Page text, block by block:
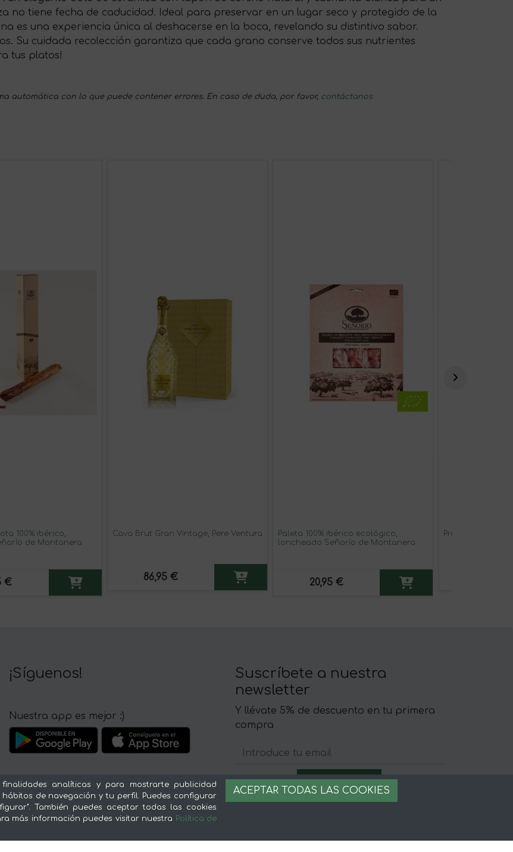
no tiene fecha de caducidad. Ideal para preservar en un lugar seco y protegido de la
es una experiencia única al deshacerse en la boca, revelando su distintivo sabor.
Su cuidada recolección garantiza que cada grano conserve todos sus nutrientes
tus platos!
automática con lo que puede contener errores. En caso de duda, por favor, contáctanos
100% ibérico,
de Montanera
€
Cava Brut Gran Vintage, Pere Ventura
86,95 €
Paleta 100% ibérico ecológico,
loncheado Señorío de Montanera
20,95 €
Presa de Bellota
¡Síguenos!
Nuestra app es mejor :)
Suscríbete a nuestra
newsletter
Y llévate 5% de descuento en tu primera
compra
Sobre mentta
mentta
Términos y condiciones
analíticas y para mostrarte publicidad
de navegación y tu perfil. Puedes configurar
También puedes aceptar todas las cookies
más información puedes visitar nuestra Política de
ACEPTAR TODAS LAS COOKIES